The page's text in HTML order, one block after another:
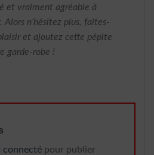
et vraiment agréable à
Alors n’hésitez plus, faites-
et ajoutez cette pépite
garde-robe !
connecté pour publier